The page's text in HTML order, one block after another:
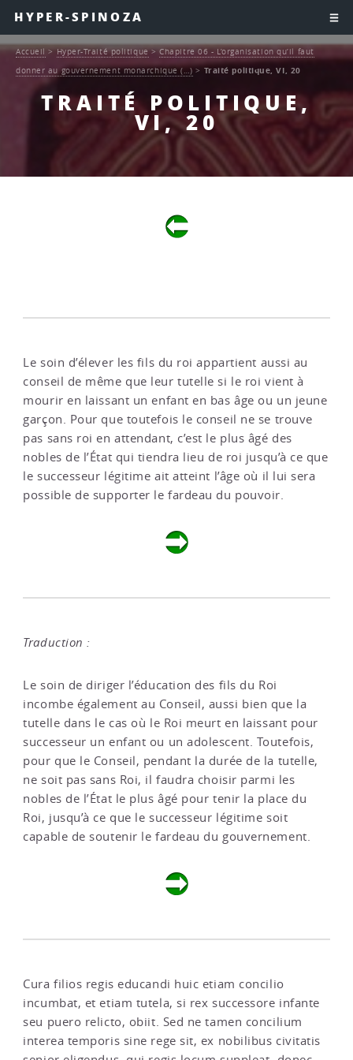
HYPER-SPINOZA
TRAITÉ POLITIQUE,
VI, 20
Accueil >Hyper-Traité politique>Chapitre 06 - L’organisation qu’il faut
donner au gouvernement monarchique (…) > Traité politique, VI, 20
Le soin d’élever les fils du roi appartient aussi au
conseil de même que leur tutelle si le roi vient à
mourir en laissant un enfant en bas âge ou un jeune
garçon. Pour que toutefois le conseil ne se trouve
pas sans roi en attendant, c’est le plus âgé des
nobles de l’État qui tiendra lieu de roi jusqu’à ce que
le successeur légitime ait atteint l’âge où il lui sera
possible de supporter le fardeau du pouvoir.
Traduction :
Le soin de diriger l’éducation des fils du Roi
incombe également au Conseil, aussi bien que la
tutelle dans le cas où le Roi meurt en laissant pour
successeur un enfant ou un adolescent. Toutefois,
pour que le Conseil, pendant la durée de la tutelle,
ne soit pas sans Roi, il faudra choisir parmi les
nobles de l’État le plus âgé pour tenir la place du
Roi, jusqu’à ce que le successeur légitime soit
capable de soutenir le fardeau du gouvernement.
Cura filios regis educandi huic etiam concilio
incumbat, et etiam tutela, si rex successore infante
seu puero relicto, obiit. Sed ne tamen concilium
interea temporis sine rege sit, ex nobilibus civitatis